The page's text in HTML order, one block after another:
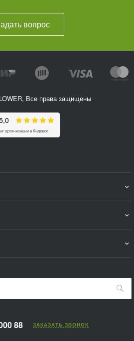
вопрос
Все права защищены
88 ЗАКАЗАТЬ ЗВОНОК